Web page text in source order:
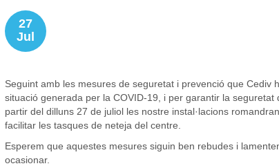
27
Jul
Seguint amb les mesures de seguretat i prevenció que Cediv
situació generada per la COVID-19, i per garantir la
partir del dilluns 27 de juliol les nostre instal·lacions
facilitar les tasques de neteja del centre.
Esperem que aquestes mesures siguin ben rebudes i
ocasionar.